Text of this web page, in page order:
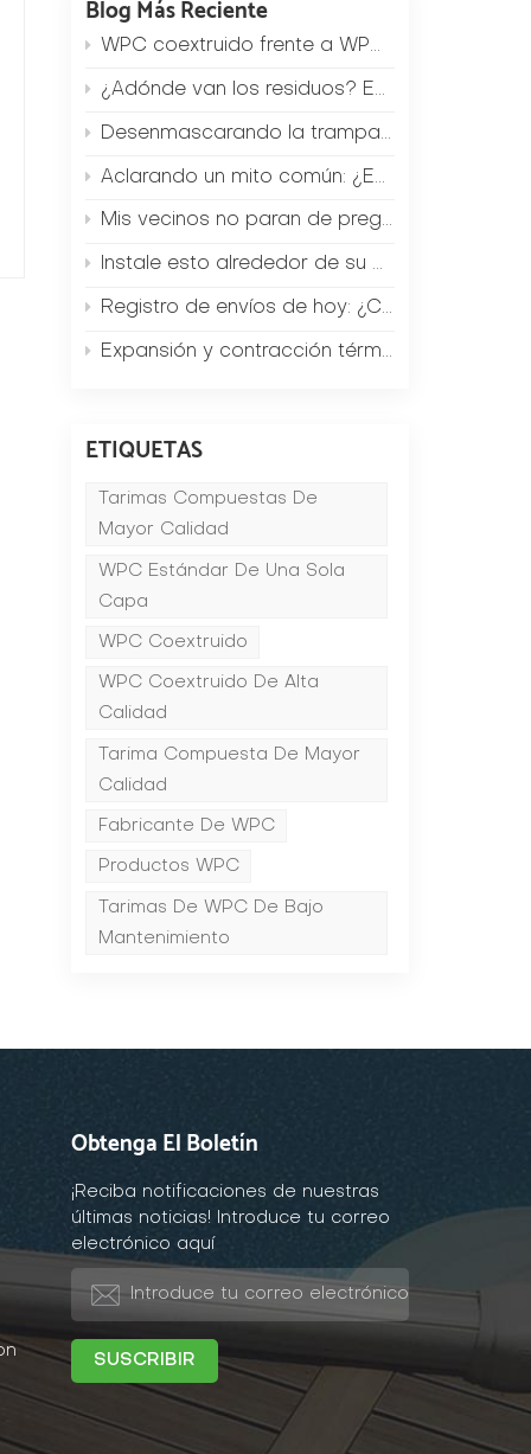
Blog Más Reciente
WPC coextruido frente a WPC monocapa estándar: ¿Cuál es la diferencia de precio y cómo elegir?
¿Adónde van los residuos? Eche un vistazo al sistema de reciclaje "cero residuos" de nuestra fábrica.
Desenmascarando la trampa del bajo precio: ¿Por qué los paneles de WPC que cuestan 2 dólares menos por metro cuadrado terminan costando a los contratistas 20 dólares adicionales en gastos posteriores a la venta?
Aclarando un mito común: ¿Es realmente imposible cortar el WPC?
Mis vecinos no paran de preguntarme: ¿Dónde compraste esta valla de jardín? (Una solución de WPC de bajo coste)
Instale esto alrededor de su piscina para reducir el riesgo de que los niños resbalen en un 90 % (resultados de la prueba antideslizante).
Registro de envíos de hoy: ¿Cómo se llenó un contenedor de 40 pies con pisos de WPC en tan solo 2 horas?
Expansión y contracción térmica de los suelos compuestos de madera y plástico: El verdadero coste de 3 errores de instalación
ETIQUETAS
Tarimas Compuestas De
Mayor Calidad
WPC Estándar De Una Sola
Capa
WPC Coextruido
WPC Coextruido De Alta
Calidad
Tarima Compuesta De Mayor
Calidad
Fabricante De WPC
Productos WPC
Tarimas De WPC De Bajo
Mantenimiento
Obtenga El Boletín
¡Reciba notificaciones de nuestras
últimas noticias! Introduce tu correo
electrónico aquí